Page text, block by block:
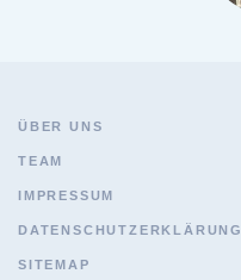
ÜBER UNS
TEAM
IMPRESSUM
DATENSCHUTZERKLÄRUNG
SITEMAP